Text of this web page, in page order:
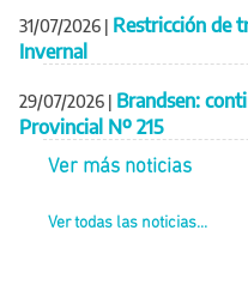
31/07/2026 | Restricción de
Invernal
29/07/2026 | Brandsen:
Provincial Nº 215
Ver más noticias
Ver todas las noticias...